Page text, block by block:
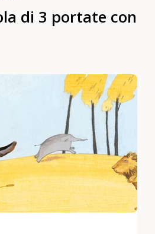
di 3 portate con